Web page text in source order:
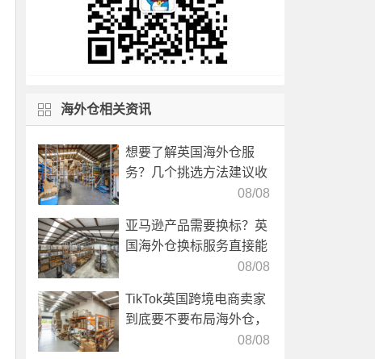
海外仓相关资讯
想要了解英国海外仓服
务？几个挑选方法建议收
08/08
亚马逊产品需要换标？英
国海外仓换标服务直接能
08/08
TikTok英国跨境电商卖家
到底要不要布局海外仓，
08/08